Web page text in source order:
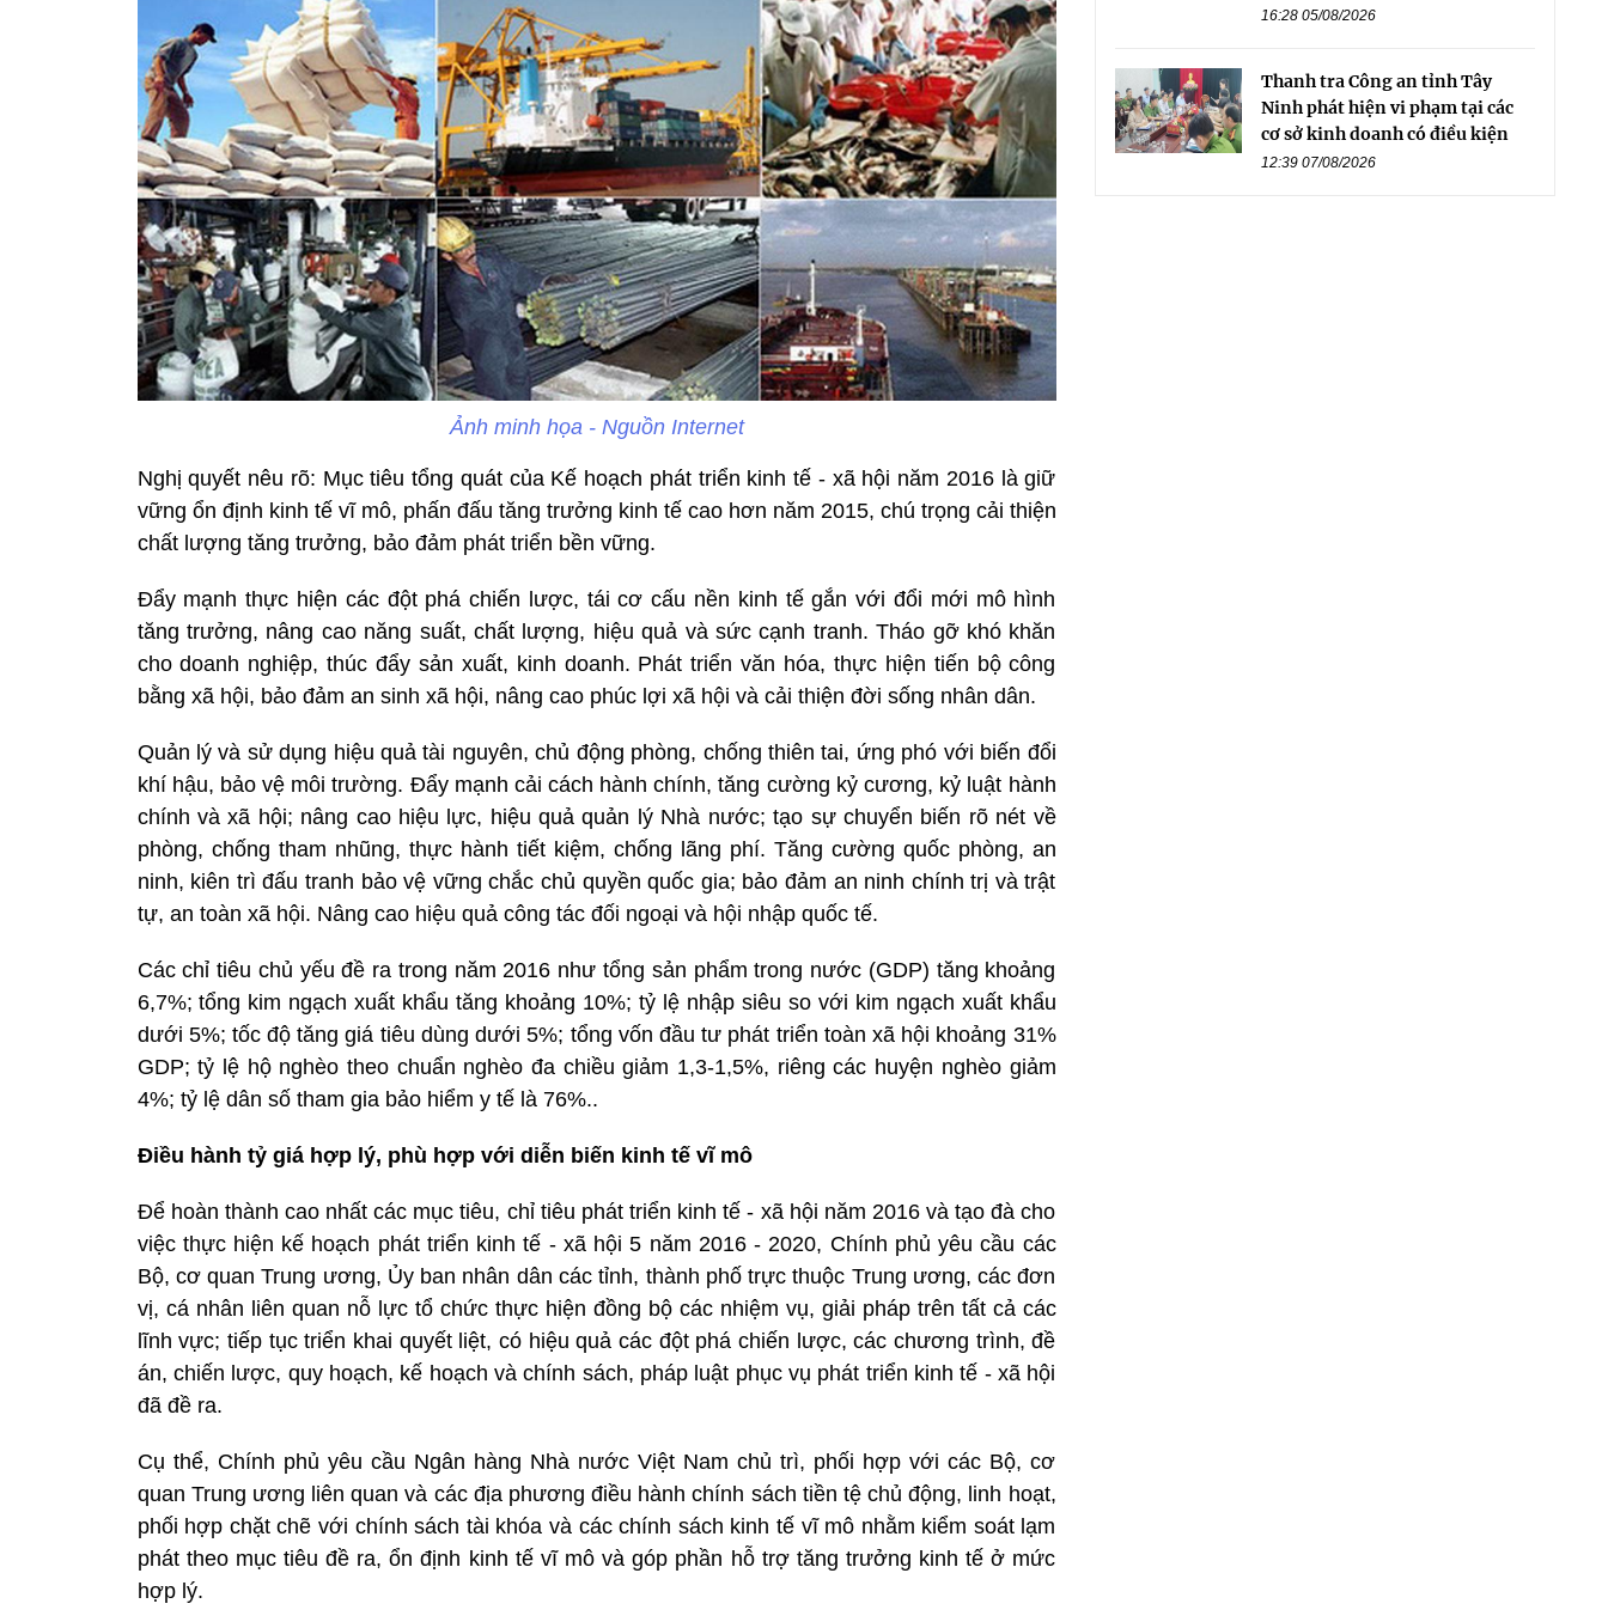
Ảnh minh họa - Nguồn Internet
Nghị quyết nêu rõ: Mục tiêu tổng quát của Kế hoạch phát triển kinh tế - xã hội năm 2016 là giữ
vững ổn định kinh tế vĩ mô, phấn đấu tăng trưởng kinh tế cao hơn năm 2015, chú trọng cải thiện
chất lượng tăng trưởng, bảo đảm phát triển bền vững.
Đẩy mạnh thực hiện các đột phá chiến lược, tái cơ cấu nền kinh tế gắn với đổi mới mô hình
tăng trưởng, nâng cao năng suất, chất lượng, hiệu quả và sức cạnh tranh. Tháo gỡ khó khăn
cho doanh nghiệp, thúc đẩy sản xuất, kinh doanh. Phát triển văn hóa, thực hiện tiến bộ công
bằng xã hội, bảo đảm an sinh xã hội, nâng cao phúc lợi xã hội và cải thiện đời sống nhân dân.
Quản lý và sử dụng hiệu quả tài nguyên, chủ động phòng, chống thiên tai, ứng phó với biến đổi
khí hậu, bảo vệ môi trường. Đẩy mạnh cải cách hành chính, tăng cường kỷ cương, kỷ luật hành
chính và xã hội; nâng cao hiệu lực, hiệu quả quản lý Nhà nước; tạo sự chuyển biến rõ nét về
phòng, chống tham nhũng, thực hành tiết kiệm, chống lãng phí. Tăng cường quốc phòng, an
ninh, kiên trì đấu tranh bảo vệ vững chắc chủ quyền quốc gia; bảo đảm an ninh chính trị và trật
tự, an toàn xã hội. Nâng cao hiệu quả công tác đối ngoại và hội nhập quốc tế.
Các chỉ tiêu chủ yếu đề ra trong năm 2016 như tổng sản phẩm trong nước (GDP) tăng khoảng
6,7%; tổng kim ngạch xuất khẩu tăng khoảng 10%; tỷ lệ nhập siêu so với kim ngạch xuất khẩu
dưới 5%; tốc độ tăng giá tiêu dùng dưới 5%; tổng vốn đầu tư phát triển toàn xã hội khoảng 31%
GDP; tỷ lệ hộ nghèo theo chuẩn nghèo đa chiều giảm 1,3-1,5%, riêng các huyện nghèo giảm
4%; tỷ lệ dân số tham gia bảo hiểm y tế là 76%..
Điều hành tỷ giá hợp lý, phù hợp với diễn biến kinh tế vĩ mô
Để hoàn thành cao nhất các mục tiêu, chỉ tiêu phát triển kinh tế - xã hội năm 2016 và tạo đà cho
việc thực hiện kế hoạch phát triển kinh tế - xã hội 5 năm 2016 - 2020, Chính phủ yêu cầu các
Bộ, cơ quan Trung ương, Ủy ban nhân dân các tỉnh, thành phố trực thuộc Trung ương, các đơn
vị, cá nhân liên quan nỗ lực tổ chức thực hiện đồng bộ các nhiệm vụ, giải pháp trên tất cả các
lĩnh vực; tiếp tục triển khai quyết liệt, có hiệu quả các đột phá chiến lược, các chương trình, đề
án, chiến lược, quy hoạch, kế hoạch và chính sách, pháp luật phục vụ phát triển kinh tế - xã hội
đã đề ra.
Cụ thể, Chính phủ yêu cầu Ngân hàng Nhà nước Việt Nam chủ trì, phối hợp với các Bộ, cơ
quan Trung ương liên quan và các địa phương điều hành chính sách tiền tệ chủ động, linh hoạt,
phối hợp chặt chẽ với chính sách tài khóa và các chính sách kinh tế vĩ mô nhằm kiểm soát lạm
phát theo mục tiêu đề ra, ổn định kinh tế vĩ mô và góp phần hỗ trợ tăng trưởng kinh tế ở mức
hợp lý.
16:28 05/08/2026
Thanh tra Công an tỉnh Tây
Ninh phát hiện vi phạm tại các
cơ sở kinh doanh có điều kiện
12:39 07/08/2026